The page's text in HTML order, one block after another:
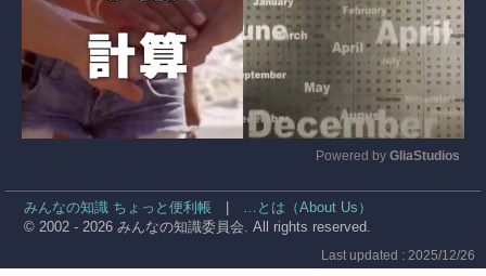
Powered by GliaStudios
みんなの知識 ちょっと便利帳
…とは（About Us）
© 2002 - 2026 みんなの知識委員会. All rights reserved.
Last updated : 2025/12/26